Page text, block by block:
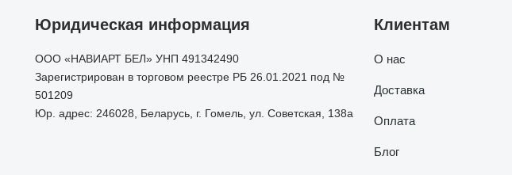
Юридическая информация
ООО «НАВИАРТ БЕЛ» УНП 491342490
Зарегистрирован в торговом реестре РБ 26.01.2021 под №
501209
Юр. адрес: 246028, Беларусь, г. Гомель, ул. Советская, 138а
Клиентам
О нас
Доставка
Оплата
Блог